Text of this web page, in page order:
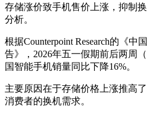
存储涨价致手机售价上涨，抑制
分析。
根据Counterpoint Research的《中
告》，2026年五一假期前后两周
国智能手机销量同比下降16%。
主要原因在于存储价格上涨推高
消费者的换机需求。